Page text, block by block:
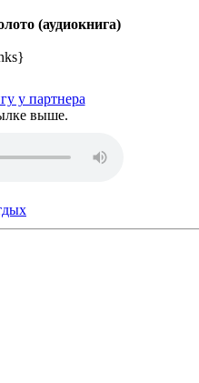
(аудиокнига)
у партнера
выше.